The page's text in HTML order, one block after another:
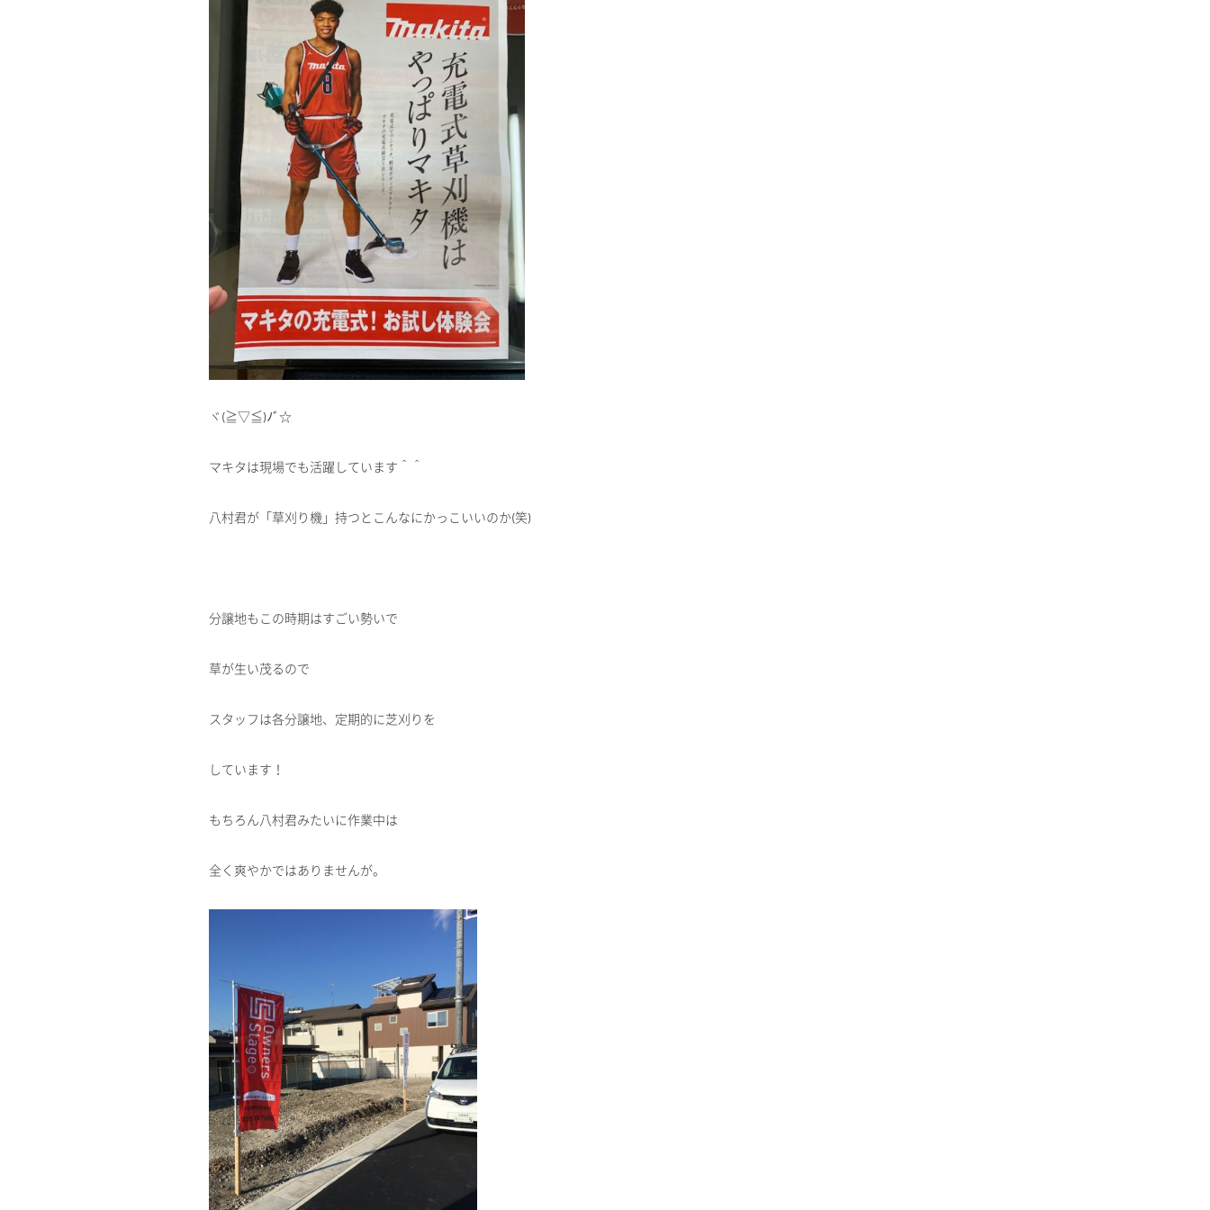
ヾ(≧▽≦)ﾉﾞ☆
マキタは現場でも活躍しています＾＾
八村君が「草刈り機」持つとこんなにかっこいいのか(笑)
分譲地もこの時期はすごい勢いで
草が生い茂るので
スタッフは各分譲地、定期的に芝刈りを
しています！
もちろん八村君みたいに作業中は
全く爽やかではありませんが。